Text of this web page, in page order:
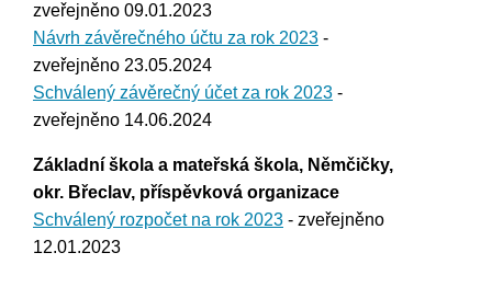
zveřejněno 09.01.2023
Návrh závěrečného účtu za rok 2023 -
zveřejněno 23.05.2024
Schválený závěrečný účet za rok 2023 -
zveřejněno 14.06.2024
Základní škola a mateřská škola, Němčičky,
okr. Břeclav, příspěvková organizace
Schválený rozpočet na rok 2023 - zveřejněno
12.01.2023